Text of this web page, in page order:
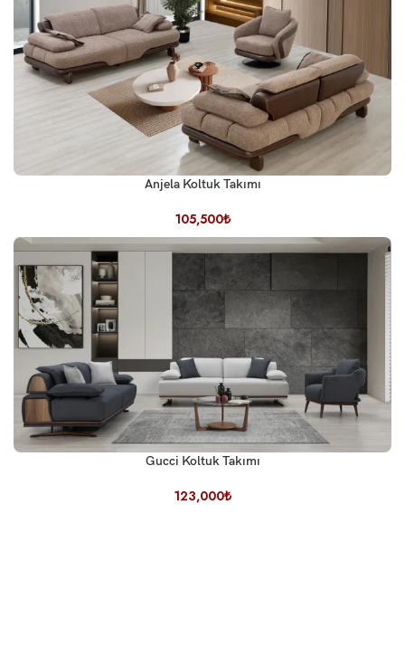
Anjela Koltuk Takımı
105,500₺
Gucci Koltuk Takımı
123,000₺